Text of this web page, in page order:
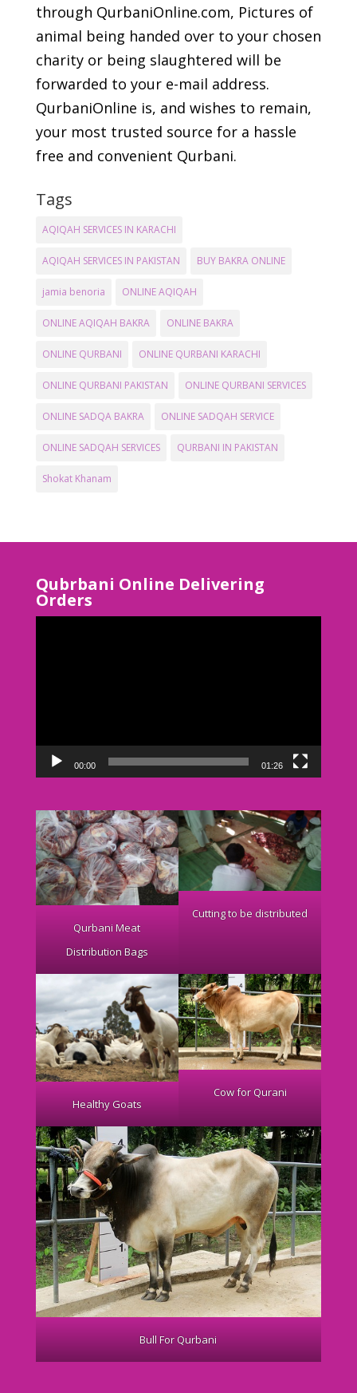
through QurbaniOnline.com, Pictures of
animal being handed over to your chosen
charity or being slaughtered will be
forwarded to your e-mail address.
QurbaniOnline is, and wishes to remain,
your most trusted source for a hassle
free and convenient Qurbani.
Tags
AQIQAH SERVICES IN KARACHI
AQIQAH SERVICES IN PAKISTAN BUY BAKRA ONLINE
jamia benoria ONLINE AQIQAH
ONLINE AQIQAH BAKRA ONLINE BAKRA
ONLINE QURBANI ONLINE QURBANI KARACHI
ONLINE QURBANI PAKISTAN ONLINE QURBANI SERVICES
ONLINE SADQA BAKRA ONLINE SADQAH SERVICE
ONLINE SADQAH SERVICES QURBANI IN PAKISTAN
Shokat Khanam
Qubrbani Online Delivering
Orders
00:00 01:26
Qurbani Meat
Distribution Bags
Cutting to be distributed
Healthy Goats
Cow for Qurani
Bull For Qurbani